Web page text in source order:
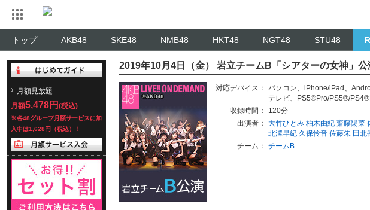
トップ AKB48 SKE48 NMB48 HKT48 NGT48 STU48
月額見放題
月額5,478円 (税込)
※各48グループ月額サービスに加
入中は1,628円（税込）！
2019年10月4日（金） 岩立チームB「シアターの女神」
対応デバイス： パソコン、 iPhone/iPad 、
テレビ、
PS5®Pro/PS5®/
収録時間：
120分
出演者：
大竹ひとみ 柏木由紀 齋藤陽菜
北澤早紀 久保怜音 佐藤朱 田北
チーム：
チームB